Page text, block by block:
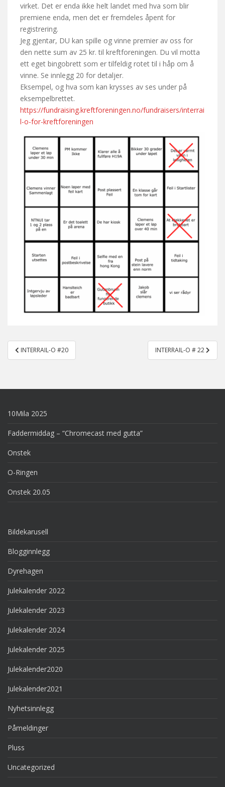
virket. Det er enda ikke helt landet med hva som blir
premiene enda, men det er fremdeles åpent for
registrering.
Jeg gjentar, DU kan spille og vinne premier av oss for
den nette sum av 25 kr. til kreftforeningen. Du vil motta
ett eget bingobrett som er tilfeldig rotet til i håp om å
vinne. Se innlegg 20 for detaljer.
Eksempel, og hva som kan krysses av ses under på
eksempelbrettet.
https://fundraising.kreftforeningen.no/fundraisers/interrai
l-o-for-kreftforeningen
Post
navigation
INTERRAIL-O #20 INTERRAIL-O # 22
10Mila 2025
Faddermiddag – “Chromecast med gutta”
Onstek
O-Ringen
Onstek 20.05
Bildekarusell
Blogginnlegg
Dyrehagen
Julekalender 2022
Julekalender 2023
Julekalender 2024
Julekalender 2025
Julekalender2020
Julekalender2021
Nyhetsinnlegg
Påmeldinger
Pluss
Uncategorized